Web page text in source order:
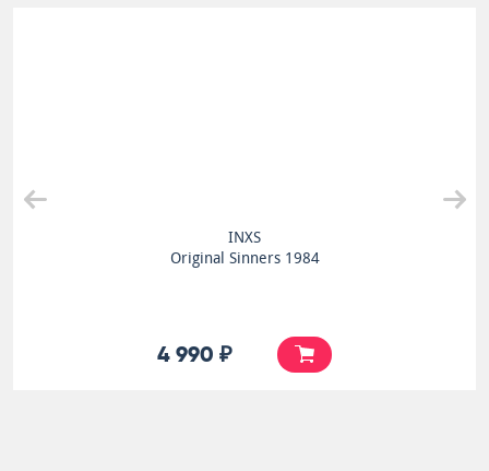
INXS
Original Sinners 1984
4 990 ₽